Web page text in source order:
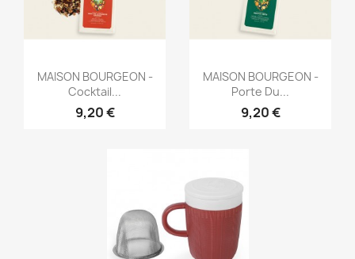
Aperçu rapide
MAISON BOURGEON -
Cocktail...
9,20 €
Aperçu rapide
MAISON BOURGEON -
Porte Du...
9,20 €